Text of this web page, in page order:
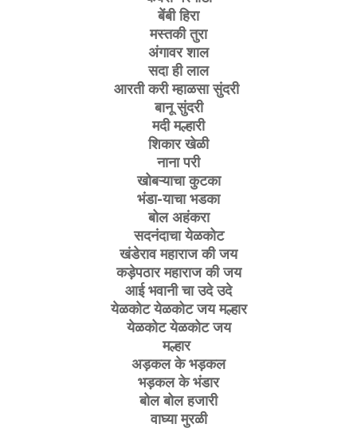
बेंबी हिरा
मस्तकी तुरा
अंगावर शाल
सदा ही लाल
आरती करी म्हाळसा सुंदरी
बानू सुंदरी
मदी मल्हारी
शिकार खेळी
नाना परी
खोबऱ्याचा कुटका
भंडा-याचा भडका
बोल अहंकरा
सदनंदाचा येळकोट
खंडेराव महाराज की जय
कड़ेपठार महाराज की जय
आई भवानी चा उदे उदे
येळकोट येळकोट जय मल्हार
येळकोट येळकोट जय
मल्हार
अड़कल के भड़कल
भड़कल के भंडार
बोल बोल हजारी
वाघ्या मुरळी